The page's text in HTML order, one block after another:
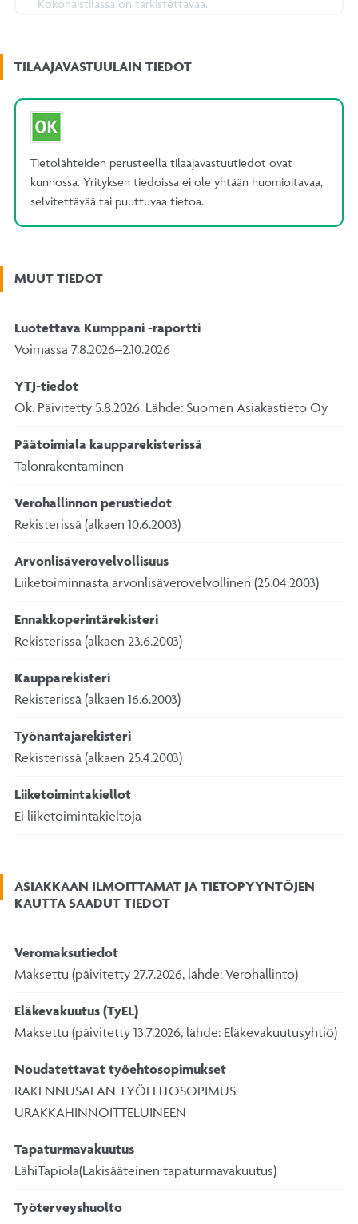
Kokonaistilassa on tarkistettavaa.
TILAAJAVASTUULAIN TIEDOT
Tietolähteiden perusteella tilaajavastuutiedot ovat
kunnossa. Yrityksen tiedoissa ei ole yhtään huomioitavaa,
selvitettävää tai puuttuvaa tietoa.
MUUT TIEDOT
Luotettava Kumppani -raportti
Voimassa 7.8.2026–2.10.2026
YTJ-tiedot
Ok. Päivitetty 5.8.2026. Lähde: Suomen Asiakastieto Oy
Päätoimiala kaupparekisterissä
Talonrakentaminen
Verohallinnon perustiedot
Rekisterissä (alkaen 10.6.2003)
Arvonlisäverovelvollisuus
Liiketoiminnasta arvonlisäverovelvollinen (25.04.2003)
Ennakkoperintärekisteri
Rekisterissä (alkaen 23.6.2003)
Kaupparekisteri
Rekisterissä (alkaen 16.6.2003)
Työnantajarekisteri
Rekisterissä (alkaen 25.4.2003)
Liiketoimintakiellot
Ei liiketoimintakieltoja
ASIAKKAAN ILMOITTAMAT JA TIETOPYYNTÖJEN
KAUTTA SAADUT TIEDOT
Veromaksutiedot
Maksettu (päivitetty 27.7.2026, lähde: Verohallinto)
Eläkevakuutus (TyEL)
Maksettu (päivitetty 13.7.2026, lähde: Eläkevakuutusyhtiö)
Noudatettavat työehtosopimukset
RAKENNUSALAN TYÖEHTOSOPIMUS
URAKKAHINNOITTELUINEEN
Tapaturmavakuutus
LähiTapiola(Lakisääteinen tapaturmavakuutus)
Työterveyshuolto